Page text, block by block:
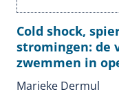
Cold shock,
stromingen: de
zwemmen in
Marieke Dermul